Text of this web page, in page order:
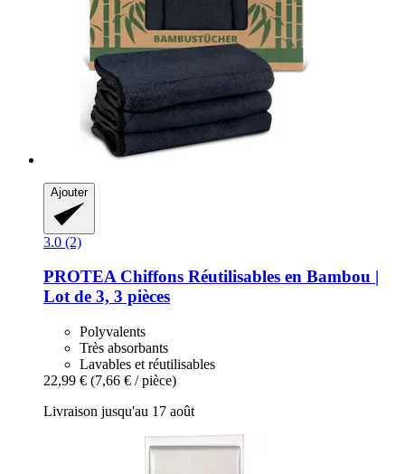
Ajouter
3.0 (2)
PROTEAChiffons Réutilisables en Bambou |
Lot de 3, 3 pièces
Polyvalents
Très absorbants
Lavables et réutilisables
22,99 € (7,66 € / pièce)
Livraison jusqu'au 17 août